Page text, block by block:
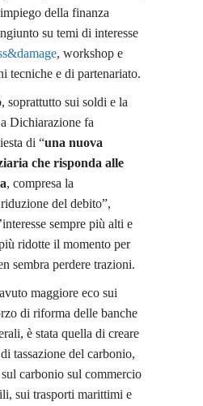
della finanza
su temi di interesse
, workshop e
tecniche e di partenariato.
soprattutto sui soldi e la
Dichiarazione fa
di “una nuova
che risponda alle
, compresa la
del debito”,
sempre più alti e
ridotte il momento per
sembra perdere trazioni.
maggiore eco sui
di riforma delle banche
è stata quella di creare
tassazione del carbonio,
sul carbonio sul commercio
sui trasporti marittimi e